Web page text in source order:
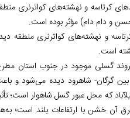
کرتاسه و نهشته‌های کواترنری
و دام دام) مؤثر بوده است.
و نهشته‌های کواترنری منطقه
است.
اساسی‌ترین روند گسلی موجود در جنوب استان
بیش از 100 کیلومتر در سراسر پهنه‏ی بین گرگان- شاهرود دیده می‌شود و
که محل عبور گسل شاهوار است؛
آن خشن با ارتفاعات بلند است؛